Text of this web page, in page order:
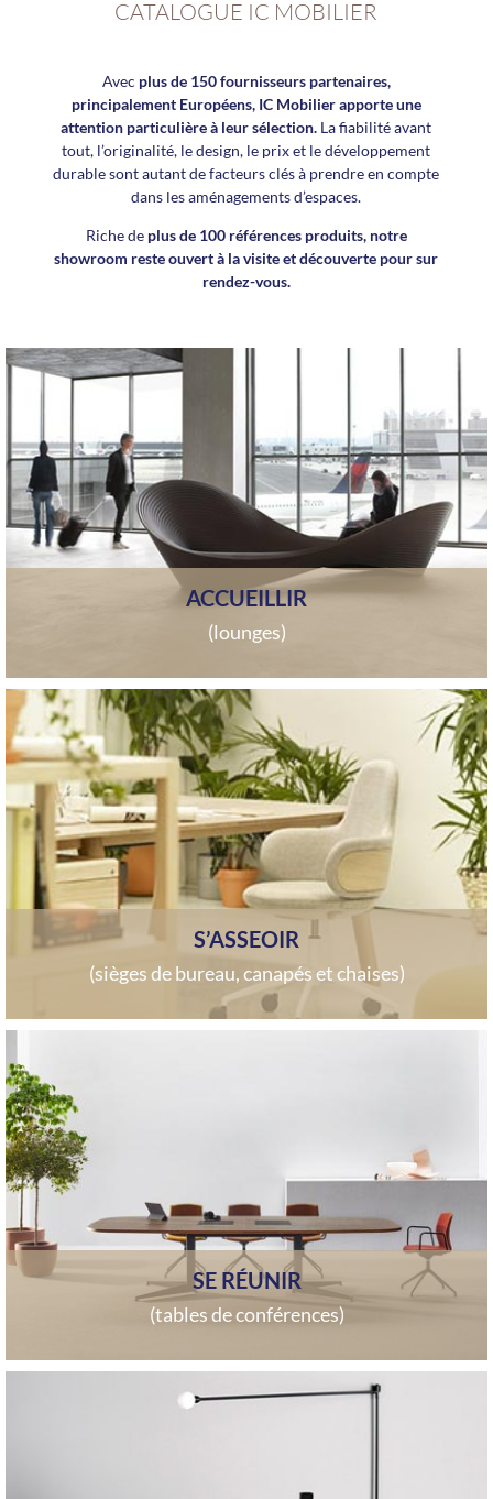
CATALOGUE IC MOBILIER
Avec plus de 150 fournisseurs partenaires,
principalement Européens, IC Mobilier apporte une
attention particulière à leur sélection. La fiabilité avant
tout, l’originalité, le design, le prix et le développement
durable sont autant de facteurs clés à prendre en compte
dans les aménagements d’espaces.
Riche de plus de 100 références produits, notre
showroom reste ouvert à la visite et découverte pour sur
rendez-vous.
ACCUEILLIR
(lounges)
S’ASSEOIR
(sièges de bureau, canapés et chaises)
SE RÉUNIR
(tables de conférences)